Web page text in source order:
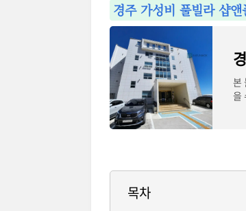
경주 가성비 풀빌라 샵앤
본
을
목차